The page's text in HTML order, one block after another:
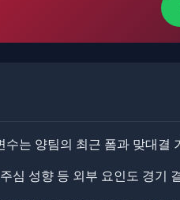
수는 양팀의 최근 폼과 맞대결
심 성향 등 외부 요인도 경기